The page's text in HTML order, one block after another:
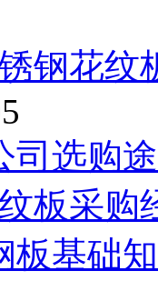
钢花纹
司选购
板采购
板基础